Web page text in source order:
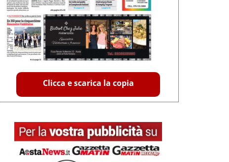
Clicca e scarica la copia